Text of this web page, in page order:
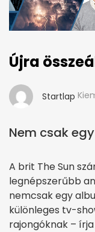
Újra
Startlap
Nem csak
A brit The Sun
legnépszerűbb
nemcsak egy
különleges tv-
rajongóknak –